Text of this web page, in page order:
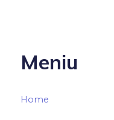
Meniu
Home